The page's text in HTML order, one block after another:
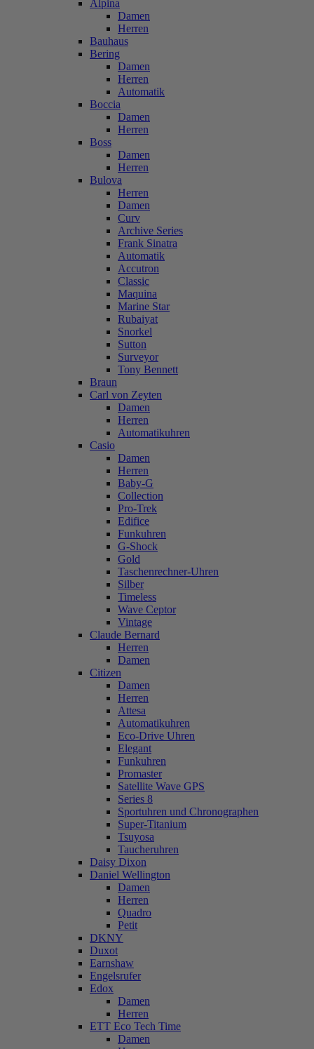
Alpina
Damen
Herren
Bauhaus
Bering
Damen
Herren
Automatik
Boccia
Damen
Herren
Boss
Damen
Herren
Bulova
Herren
Damen
Curv
Archive Series
Frank Sinatra
Automatik
Accutron
Classic
Maquina
Marine Star
Rubaiyat
Snorkel
Sutton
Surveyor
Tony Bennett
Braun
Carl von Zeyten
Damen
Herren
Automatikuhren
Casio
Damen
Herren
Baby-G
Collection
Pro-Trek
Edifice
Funkuhren
G-Shock
Gold
Taschenrechner-Uhren
Silber
Timeless
Wave Ceptor
Vintage
Claude Bernard
Herren
Damen
Citizen
Damen
Herren
Attesa
Automatikuhren
Eco-Drive Uhren
Elegant
Funkuhren
Promaster
Satellite Wave GPS
Series 8
Sportuhren und Chronographen
Super-Titanium
Tsuyosa
Taucheruhren
Daisy Dixon
Daniel Wellington
Damen
Herren
Quadro
Petit
DKNY
Duxot
Earnshaw
Engelsrufer
Edox
Damen
Herren
ETT Eco Tech Time
Damen